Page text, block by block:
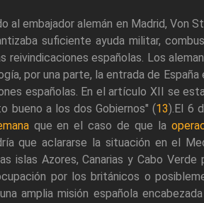
al embajador alemán en Madrid, Von
suficiente ayuda militar,
reivindicaciones españolas. Los
por una parte, la entrada de España
españolas. En el artículo XII se
bueno a los dos Gobiernos" (13).El 6
que en el caso de que la
que aclararse la situación en el
islas Azores, Canarias y Cabo Verde
por los británicos o
amplia misión española